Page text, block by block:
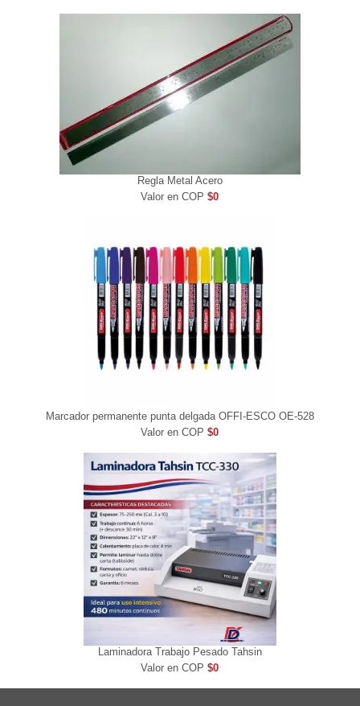
Regla Metal Acero
Valor en COP$0
Marcador permanente punta delgada OFFI-ESCO OE-528
Valor en COP$0
Laminadora Trabajo Pesado Tahsin
Valor en COP$0